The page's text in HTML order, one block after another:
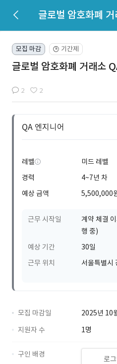
글로벌 암호화폐
모집 마감 🕒 기간제
글로벌 암호화폐 거래소
2 2
QA 엔지니어
레벨
미드 레벨
경력
4~7년 차
예상 금액
5,500,000
근무 시작일
계약 체결
행 중)
예상 기간
30일
근무 위치
서울특별시
모집 마감일
2025년 10
지원자 수
1명
로
구인 배경